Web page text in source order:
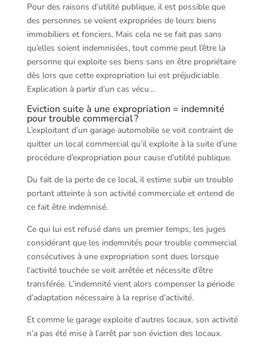
Pour des raisons d’utilité publique, il est possible que
des personnes se voient expropriées de leurs biens
immobiliers et fonciers. Mais cela ne se fait pas sans
qu’elles soient indemnisées, tout comme peut l’être la
personne qui exploite ses biens sans en être propriétaire
dès lors que cette expropriation lui est préjudiciable.
Explication à partir d’un cas vécu…
Eviction suite à une expropriation = indemnité
pour trouble commercial ?
L’exploitant d’un garage automobile se voit contraint de
quitter un local commercial qu’il exploite à la suite d’une
procédure d’expropriation pour cause d’utilité publique.
Du fait de la perte de ce local, il estime subir un trouble
portant atteinte à son activité commerciale et entend de
ce fait être indemnisé.
Ce qui lui est refusé dans un premier temps, les juges
considérant que les indemnités pour trouble commercial
consécutives à une expropriation sont dues lorsque
l’activité touchée se voit arrêtée et nécessite d’être
transférée. L’indemnité vient alors compenser la période
d’adaptation nécessaire à la reprise d’activité.
Et comme le garage exploite d’autres locaux, son activité
n’a pas été mise à l’arrêt par son éviction des locaux.